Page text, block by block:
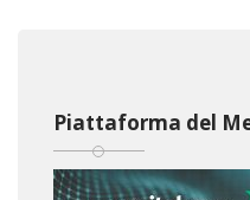
Piattaforma del